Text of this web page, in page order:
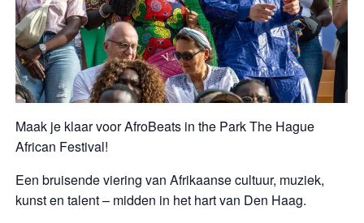
Maak je klaar voor AfroBeats in the Park The Hague
African Festival!
Een bruisende viering van Afrikaanse cultuur, muziek,
kunst en talent – midden in het hart van Den Haag.